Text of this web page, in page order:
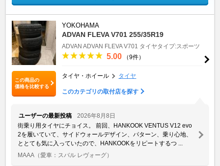
この商品の
価格を比較する
YOKOHAMA
ADVAN FLEVA V701 255/35R19
ADVAN ADVAN FLEVA V701 タイヤタイプ:スポーツ
5.00 （9件）
タイヤ・ホイール タイヤ
このカテゴリの取付店を探す
ユーザーの最新投稿
2026年8月8日
街乗り用タイヤにチョイス。 前回、HANKOOK VENTUS V12 evo
2を履いていて、サイドウォールデザイン、パターン、乗り心地、
ととても気に入っていたので、HANKOOKをリピートするつ ...
MAAA （愛車：スバル レヴォーグ）